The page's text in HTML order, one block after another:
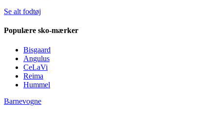
Se alt fodtøj
Populære sko-mærker
Bisgaard
Angulus
CeLaVi
Reima
Hummel
Barnevogne